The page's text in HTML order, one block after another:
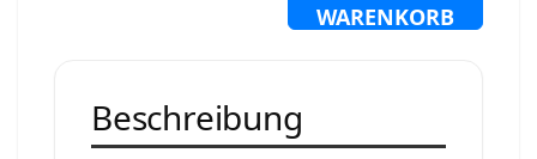
WARENKORB
Beschreibung